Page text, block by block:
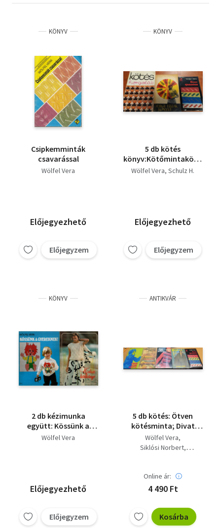
KÖNYV
Csipkemminták
csavarással
Wölfel Vera
Előjegyezhető
Előjegyzem
KÖNYV
5 db kötés
csodák,Kötés
Wölfel Vera Schulz H.
Előjegyezhető
Előjegyzem
KÖNYV
2 db kézimunka
együtt: Kössünk a
gyereknek, Új olasz
Wölfel Vera
Előjegyezhető
Előjegyzem
ANTIKVÁR
5 db kötés: Ötven
kötésminta; Divat
album ősz-tél; Fürge
ujjak könyve 1977-
Wölfel Vera
Siklósi Norbert
Online ár:
4 490 Ft
Kosárba